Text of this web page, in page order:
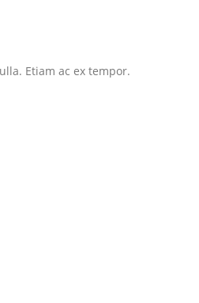
Etiam ac ex tempor.